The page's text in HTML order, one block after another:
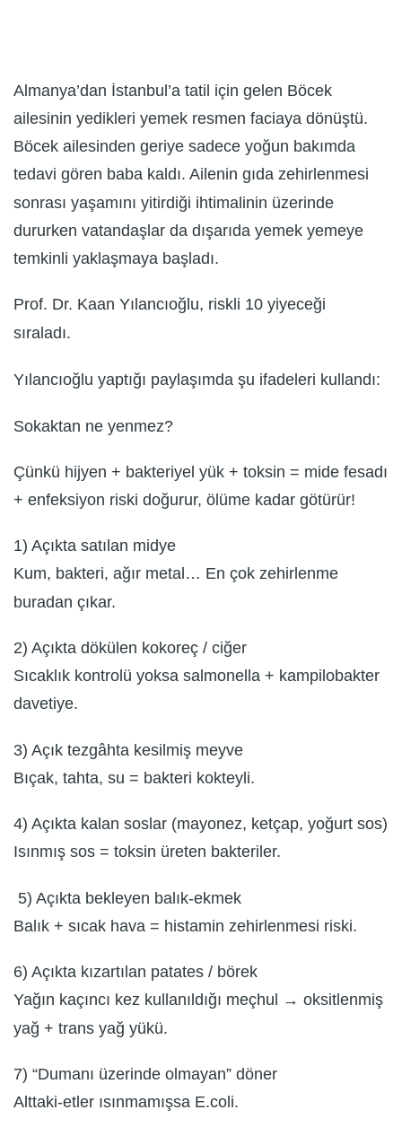
Almanya’dan İstanbul’a tatil için gelen Böcek
ailesinin yedikleri yemek resmen faciaya dönüştü.
Böcek ailesinden geriye sadece yoğun bakımda
tedavi gören baba kaldı. Ailenin gıda zehirlenmesi
sonrası yaşamını yitirdiği ihtimalinin üzerinde
dururken vatandaşlar da dışarıda yemek yemeye
temkinli yaklaşmaya başladı.
Prof. Dr. Kaan Yılancıoğlu, riskli 10 yiyeceği
sıraladı.
Yılancıoğlu yaptığı paylaşımda şu ifadeleri kullandı:
Sokaktan ne yenmez?
Çünkü hijyen + bakteriyel yük + toksin = mide fesadı
+ enfeksiyon riski doğurur, ölüme kadar götürür!
1) Açıkta satılan midye
Kum, bakteri, ağır metal… En çok zehirlenme
buradan çıkar.
2) Açıkta dökülen kokoreç / ciğer
Sıcaklık kontrolü yoksa salmonella + kampilobakter
davetiye.
3) Açık tezgâhta kesilmiş meyve
Bıçak, tahta, su = bakteri kokteyli.
4) Açıkta kalan soslar (mayonez, ketçap, yoğurt sos)
Isınmış sos = toksin üreten bakteriler.
5) Açıkta bekleyen balık-ekmek
Balık + sıcak hava = histamin zehirlenmesi riski.
6) Açıkta kızartılan patates / börek
Yağın kaçıncı kez kullanıldığı meçhul → oksitlenmiş
yağ + trans yağ yükü.
7) “Dumanı üzerinde olmayan” döner
Alttaki-etler ısınmamışsa E.coli.